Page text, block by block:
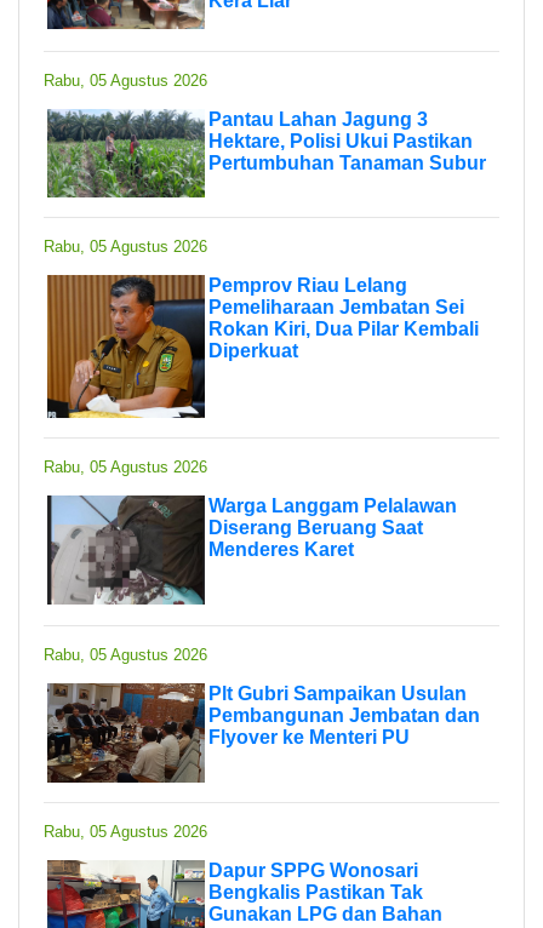
Rabu, 05 Agustus 2026
Pantau Lahan Jagung 3
Hektare, Polisi Ukui Pastikan
Pertumbuhan Tanaman Subur
Rabu, 05 Agustus 2026
Pemprov Riau Lelang
Pemeliharaan Jembatan Sei
Rokan Kiri, Dua Pilar Kembali
Diperkuat
Rabu, 05 Agustus 2026
Warga Langgam Pelalawan
Diserang Beruang Saat
Menderes Karet
Rabu, 05 Agustus 2026
Plt Gubri Sampaikan Usulan
Pembangunan Jembatan dan
Flyover ke Menteri PU
Rabu, 05 Agustus 2026
Dapur SPPG Wonosari
Bengkalis Pastikan Tak
Gunakan LPG dan Bahan